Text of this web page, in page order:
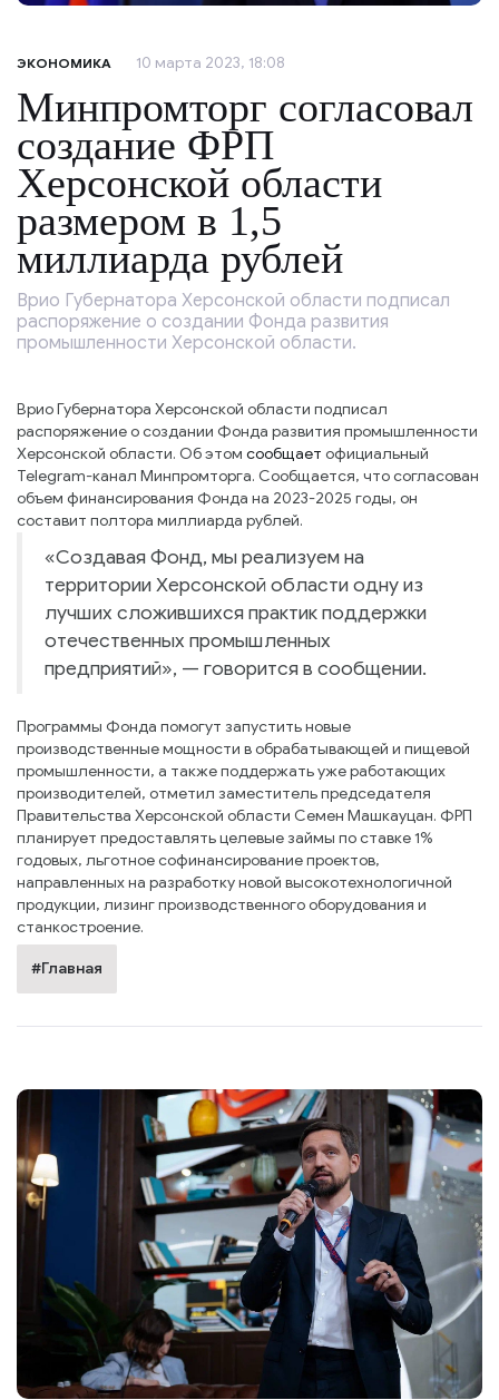
ЭКОНОМИКА 10 марта 2023, 18:08
Минпромторг согласовал
создание ФРП
Херсонской области
размером в 1,5
миллиарда рублей
Врио Губернатора Херсонской области подписал
распоряжение о создании Фонда развития
промышленности Херсонской области.
Врио Губернатора Херсонской области подписал
распоряжение о создании Фонда развития промышленности
Херсонской области. Об этом сообщает официальный
Telegram-канал Минпромторга. Сообщается, что согласован
объем финансирования Фонда на 2023-2025 годы, он
составит полтора миллиарда рублей.
«Создавая Фонд, мы реализуем на
территории Херсонской области одну из
лучших сложившихся практик поддержки
отечественных промышленных
предприятий», — говорится в сообщении.
Программы Фонда помогут запустить новые
производственные мощности в обрабатывающей и пищевой
промышленности, а также поддержать уже работающих
производителей, отметил заместитель председателя
Правительства Херсонской области Семен Машкауцан. ФРП
планирует предоставлять целевые займы по ставке 1%
годовых, льготное софинансирование проектов,
направленных на разработку новой высокотехнологичной
продукции, лизинг производственного оборудования и
станкостроение.
#Главная